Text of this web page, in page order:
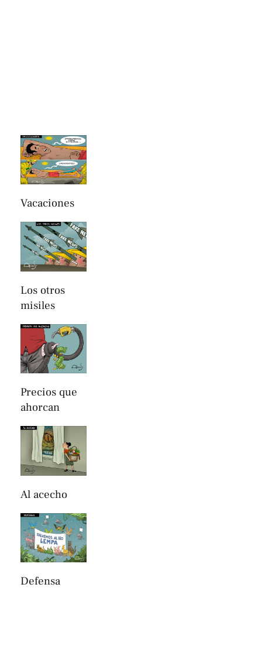
Vacaciones
Los otros
misiles
Precios que
ahorcan
Al acecho
Defensa